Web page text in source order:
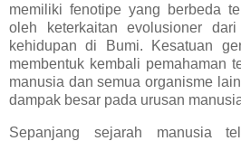
memiliki fenotipe yang berbeda
oleh keterkaitan evolusioner
kehidupan di Bumi. Kesatuan
membentuk kembali pemahaman
manusia dan semua organisme
dampak besar pada urusan
Sepanjang sejarah manusia